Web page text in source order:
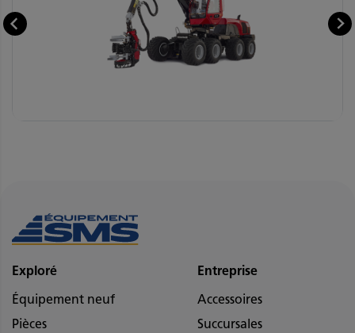
Exploré
Équipement neuf
Pièces
Entreprise
Accessoires
Succursales